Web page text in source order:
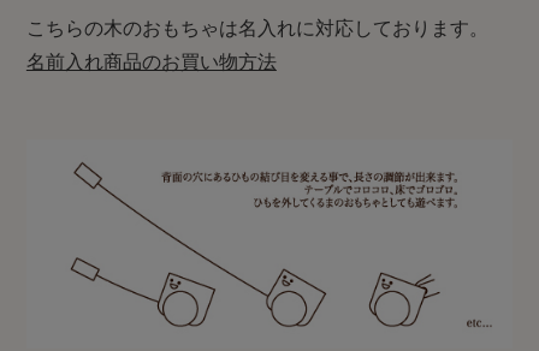
こちらの木のおもちゃは名入れに対応しております。
名前入れ商品のお買い物方法